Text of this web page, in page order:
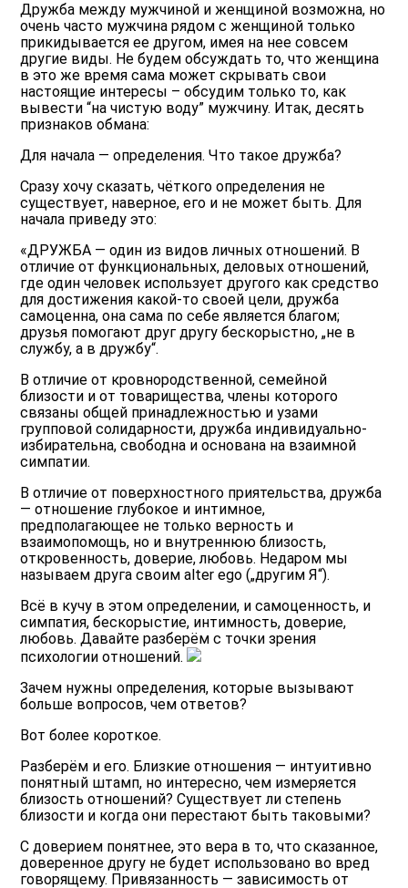
Дружба между мужчиной и женщиной возможна, но
очень часто мужчина рядом с женщиной только
прикидывается ее другом, имея на нее совсем
другие виды. Не будем обсуждать то, что женщина
в это же время сама может скрывать свои
настоящие интересы – обсудим только то, как
вывести “на чистую воду” мужчину. Итак, десять
признаков обмана:
Для начала — определения. Что такое дружба?
Сразу хочу сказать, чёткого определения не
существует, наверное, его и не может быть. Для
начала приведу это:
«ДРУЖБА — один из видов личных отношений. В
отличие от функциональных, деловых отношений,
где один человек использует другого как средство
для достижения какой-то своей цели, дружба
самоценна, она сама по себе является благом;
друзья помогают друг другу бескорыстно, „не в
службу, а в дружбу“.
В отличие от кровнородственной, семейной
близости и от товарищества, члены которого
связаны общей принадлежностью и узами
групповой солидарности, дружба индивидуально-
избирательна, свободна и основана на взаимной
симпатии.
В отличие от поверхностного приятельства, дружба
— отношение глубокое и интимное,
предполагающее не только верность и
взаимопомощь, но и внутреннюю близость,
откровенность, доверие, любовь. Недаром мы
называем друга своим alter ego („другим Я“).
Всё в кучу в этом определении, и самоценность, и
симпатия, бескорыстие, интимность, доверие,
любовь. Давайте разберём с точки зрения
психологии отношений.
Зачем нужны определения, которые вызывают
больше вопросов, чем ответов?
Вот более короткое.
Разберём и его. Близкие отношения — интуитивно
понятный штамп, но интересно, чем измеряется
близость отношений? Существует ли степень
близости и когда они перестают быть таковыми?
С доверием понятнее, это вера в то, что сказанное,
доверенное другу не будет использовано во вред
говорящему. Привязанность — зависимость от